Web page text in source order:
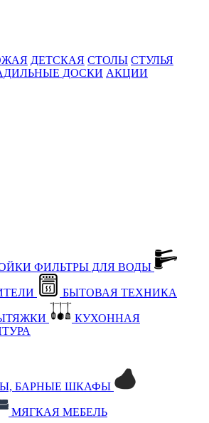
ДЕТСКАЯ СТОЛЫ СТУЛЬЯ
ДОСКИ АКЦИИ
ФИЛЬТРЫ ДЛЯ ВОДЫ
БЫТОВАЯ ТЕХНИКА
КУХОННАЯ
БАРНЫЕ ШКАФЫ
МЯГКАЯ МЕБЕЛЬ